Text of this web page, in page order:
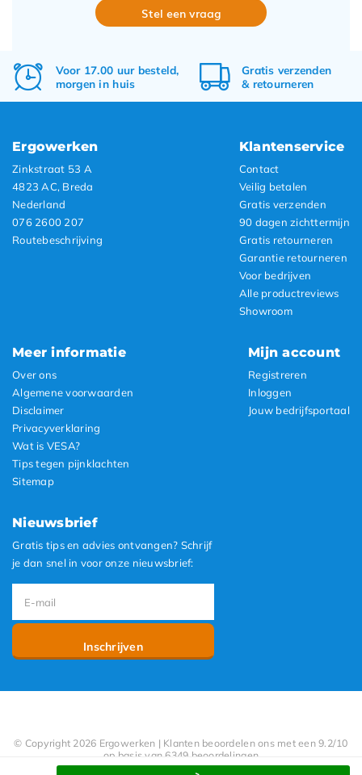
Stel een vraag
Voor 17.00 uur besteld,
morgen in huis
Gratis verzenden
& retourneren
Ergowerken
Zinkstraat 53 A
4823 AC, Breda
Nederland
076 2600 207
Routebeschrijving
Klantenservice
Contact
Veilig betalen
Gratis verzenden
90 dagen zichttermijn
Gratis retourneren
Garantie retourneren
Voor bedrijven
Alle productreviews
Showroom
Meer informatie
Over ons
Algemene voorwaarden
Disclaimer
Privacyverklaring
Wat is VESA?
Tips tegen pijnklachten
Sitemap
Mijn account
Registreren
Inloggen
Jouw bedrijfsportaal
Nieuwsbrief
Gratis tips en advies ontvangen? Schrijf
je dan snel in voor onze nieuwsbrief:
Inschrijven
© Copyright 2026 Ergowerken | Klanten beoordelen ons met een 9.2/10
op basis van 6349 beoordelingen